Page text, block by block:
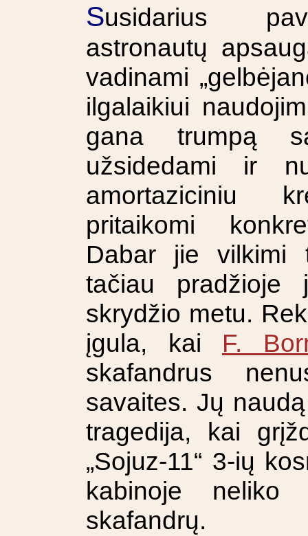
Susidarius
astronautų
vadinami
ilgalaikiui
gana trumpą
užsidedami ir
amortaziciniu
pritaikomi
Dabar jie vilkimi
tačiau
skrydžio metu.
įgula, kai F.
skafandrus
savaites. Jų
tragedija, kai
„Sojuz-11“ 3-ių
kabinoje
skafandrų.